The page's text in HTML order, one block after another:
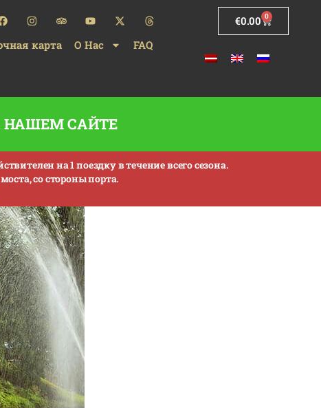
€0.00 0
карта О Нас FAQ
НАШЕМ САЙТЕ
на 1 поездку в течение всего сезона.
со стороны порта.